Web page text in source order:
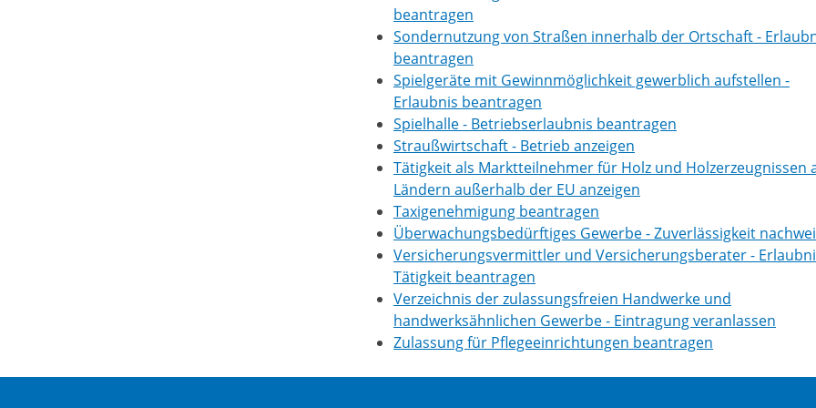
beantragen
Sondernutzung von Straßen innerhalb der Ortschaft -
beantragen
Spielgeräte mit Gewinnmöglichkeit gewerblich aufstellen -
Erlaubnis beantragen
Spielhalle - Betriebserlaubnis beantragen
Straußwirtschaft - Betrieb anzeigen
Tätigkeit als Marktteilnehmer für Holz und Holzerzeugnissen
Ländern außerhalb der EU anzeigen
Taxigenehmigung beantragen
Überwachungsbedürftiges Gewerbe - Zuverlässigkeit
Versicherungsvermittler und Versicherungsberater -
Tätigkeit beantragen
Verzeichnis der zulassungsfreien Handwerke und
handwerksähnlichen Gewerbe - Eintragung veranlassen
Zulassung für Pflegeeinrichtungen beantragen